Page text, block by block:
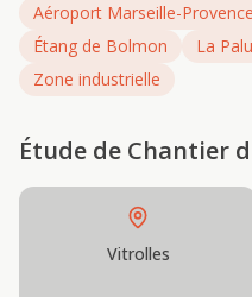
Aéroport Marseille-Provence
Étang de Bolmon
La
Zone industrielle
Étude de Chantier
Vitrolles